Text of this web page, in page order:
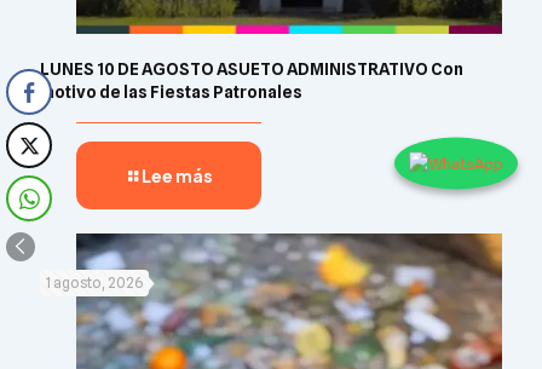
LUNES 10 DE AGOSTO ASUETO ADMINISTRATIVO Con
motivo de las Fiestas Patronales
Lee más
1 agosto, 2026